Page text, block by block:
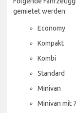
gemietet werden:
Economy
Kompakt
Kombi
Standard
Minivan
Minivan mit